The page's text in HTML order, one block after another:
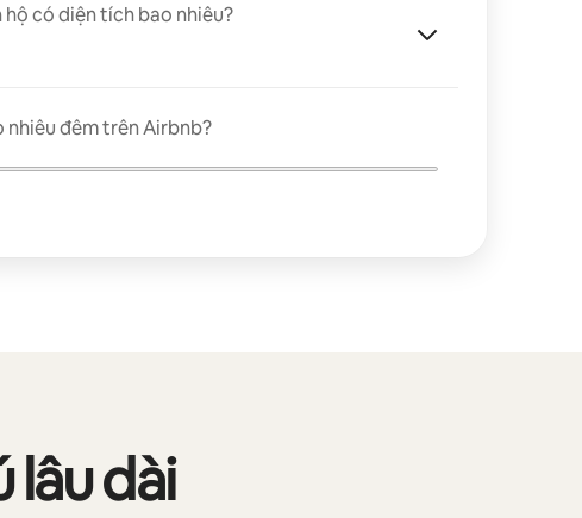
hộ có diện tích bao nhiêu?
nhiêu đêm trên Airbnb?
dài